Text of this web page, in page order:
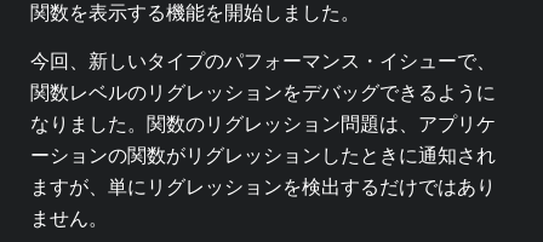
関数を表示する機能を開始しました。
今回、新しいタイプのパフォーマンス・イシューで、
関数レベルのリグレッションをデバッグできるように
なりました。関数のリグレッション問題は、アプリケ
ーションの関数がリグレッションしたときに通知され
ますが、単にリグレッションを検出するだけではあり
ません。